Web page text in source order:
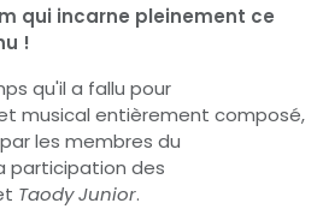
qui incarne pleinement ce
!
qu'il a fallu pour
musical entièrement composé,
les membres du
participation des
Taody Junior.